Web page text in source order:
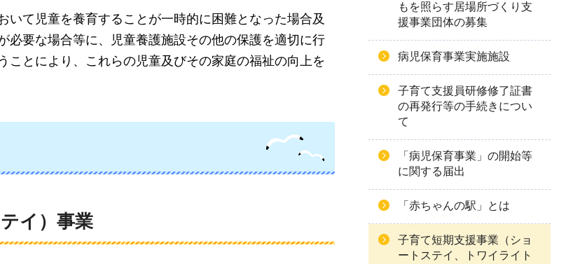
て児童を養育することが一時的に困難となった場合及
必要な場合等に、児童養護施設その他の保護を適切に行
ことにより、これらの児童及びその家庭の福祉の向上を
イ）事業
もを照らす居場所づくり支
援事業団体の募集
病児保育事業実施施設
子育て支援員研修修了証書
の再発行等の手続きについ
て
「病児保育事業」の開始等
に関する届出
「赤ちゃんの駅」とは
子育て短期支援事業（ショ
ートステイ、トワイライト